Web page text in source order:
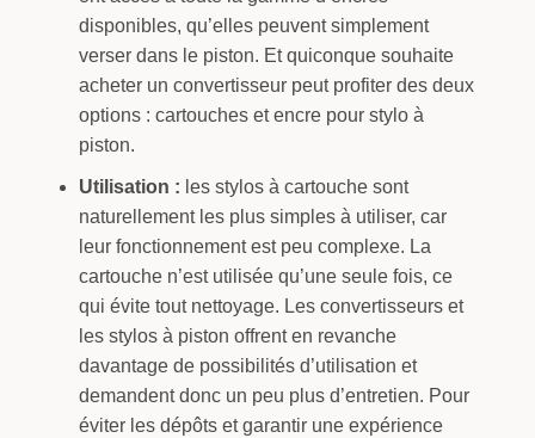
disponibles, qu’elles peuvent simplement
verser dans le piston. Et quiconque souhaite
acheter un convertisseur peut profiter des deux
options : cartouches et encre pour stylo à
piston.
Utilisation : les stylos à cartouche sont
naturellement les plus simples à utiliser, car
leur fonctionnement est peu complexe. La
cartouche n’est utilisée qu’une seule fois, ce
qui évite tout nettoyage. Les convertisseurs et
les stylos à piston offrent en revanche
davantage de possibilités d’utilisation et
demandent donc un peu plus d’entretien. Pour
éviter les dépôts et garantir une expérience